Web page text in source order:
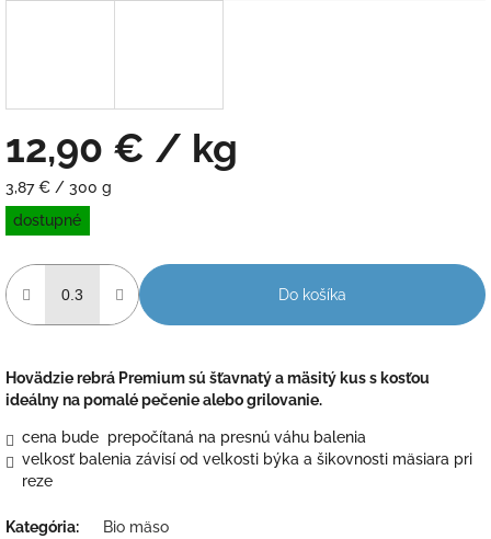
12,90 € / kg
Jednotková
cena:
3,87 € / 300 g
dostupné
Do košíka
Hovädzie rebrá Premium sú šťavnatý a mäsitý kus s kosťou
ideálny na pomalé pečenie alebo grilovanie.
cena bude prepočítaná na presnú váhu balenia
velkosť balenia závisí od velkosti býka a šikovnosti mäsiara pri
reze
Kategória:
Bio mäso